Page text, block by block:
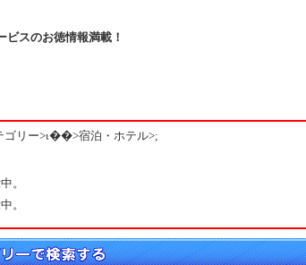
スのお徳情報満載！
ゴリー>ι��>宿泊・ホテル>;
。
。